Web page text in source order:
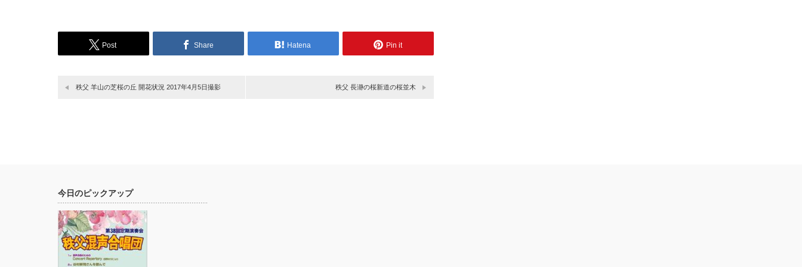
Post Share Hatena Pin it
秩父 羊山の芝桜の丘 開花状況 2017年4月5日撮影 秩父 長瀞の桜新道の桜並木
今日のピックアップ